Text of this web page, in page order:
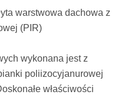
warstwowa dachowa z
(PIR)
wykonana jest z
poliizocyjanurowej
właściwości